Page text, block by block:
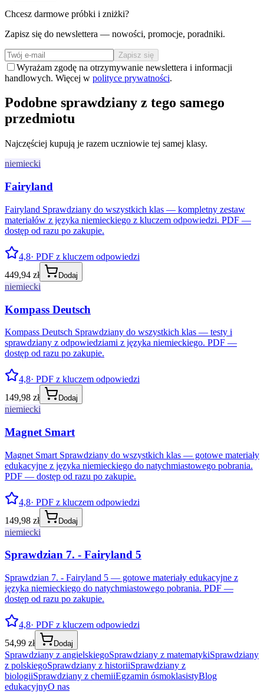
Chcesz darmowe próbki i zniżki?
Zapisz się do newslettera — nowości, promocje, poradniki.
Zapisz się
Wyrażam zgodę na otrzymywanie newslettera i informacji
handlowych. Więcej w polityce prywatności.
Podobne sprawdziany z tego samego
przedmiotu
Najczęściej kupują je razem uczniowie tej samej klasy.
niemiecki
Fairyland
Fairyland Sprawdziany do wszystkich klas — kompletny zestaw
materiałów z języka niemieckiego z kluczem odpowiedzi. PDF —
dostęp od razu po zakupie.
4,8· PDF z kluczem odpowiedzi
449,94 zł
Dodaj
niemiecki
Kompass Deutsch
Kompass Deutsch Sprawdziany do wszystkich klas — testy i
sprawdziany z odpowiedziami z języka niemieckiego. PDF —
dostęp od razu po zakupie.
4,8· PDF z kluczem odpowiedzi
149,98 zł
Dodaj
niemiecki
Magnet Smart
Magnet Smart Sprawdziany do wszystkich klas — gotowe materiały
edukacyjne z języka niemieckiego do natychmiastowego pobrania.
PDF — dostęp od razu po zakupie.
4,8· PDF z kluczem odpowiedzi
149,98 zł
Dodaj
niemiecki
Sprawdzian 7. - Fairyland 5
Sprawdzian 7. - Fairyland 5 — gotowe materiały edukacyjne z
języka niemieckiego do natychmiastowego pobrania. PDF —
dostęp od razu po zakupie.
4,8· PDF z kluczem odpowiedzi
54,99 zł
Dodaj
Sprawdziany z angielskiegoSprawdziany z matematykiSprawdziany
z polskiegoSprawdziany z historiiSprawdziany z
biologiiSprawdziany z chemiiEgzamin ósmoklasistyBlog
edukacyjnyO nas